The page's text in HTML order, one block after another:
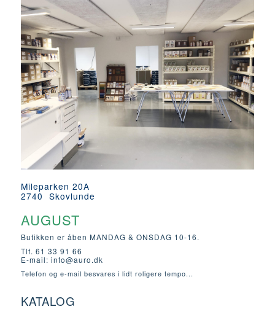
Mileparken 20A
2740 Skovlunde
AUGUST
Butikken er åben MANDAG & ONSDAG 10-16.
Tlf. 61 33 91 66
E-mail: info@auro.dk
Telefon og e-mail besvares i lidt roligere tempo...
KATALOG